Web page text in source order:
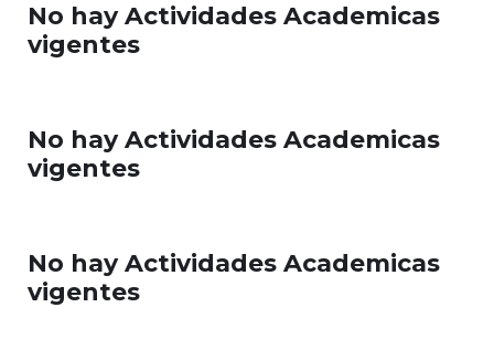
No hay Actividades Academicas
vigentes
No hay Actividades Academicas
vigentes
No hay Actividades Academicas
vigentes